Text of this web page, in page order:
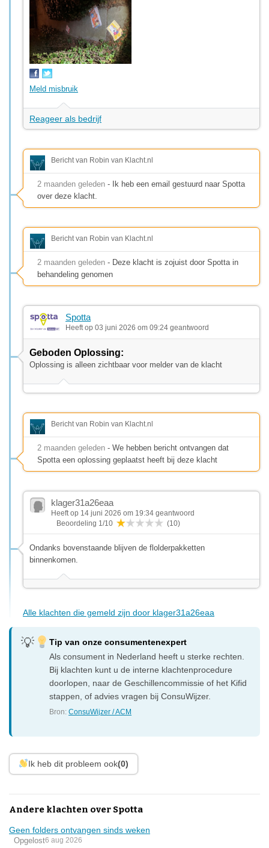
Meld misbruik
Reageer als bedrijf
Bericht van Robin van Klacht.nl
2 maanden geleden - Ik heb een email gestuurd naar Spotta
over deze klacht.
Bericht van Robin van Klacht.nl
2 maanden geleden - Deze klacht is zojuist door Spotta in
behandeling genomen
Spotta
Heeft op 03 juni 2026 om 09:24 geantwoord
Geboden Oplossing:
Oplossing is alleen zichtbaar voor melder van de klacht
Bericht van Robin van Klacht.nl
2 maanden geleden - We hebben bericht ontvangen dat
Spotta een oplossing geplaatst heeft bij deze klacht
klager31a26eaa
Heeft op 14 juni 2026 om 19:34 geantwoord
Beoordeling 1/10
(10)
Ondanks bovenstaande blijven de flolderpakketten
binnenkomen.
Alle klachten die gemeld zijn door klager31a26eaa
Tip van onze consumentenexpert
Als consument in Nederland heeft u sterke rechten.
Bij klachten kunt u de interne klachtenprocedure
doorlopen, naar de Geschillencommissie of het Kifid
stappen, of advies vragen bij ConsuWijzer.
Bron:ConsuWijzer / ACM
Ik heb dit probleem ook(0)
Andere klachten over Spotta
Geen folders ontvangen sinds weken
Opgelost6 aug 2026